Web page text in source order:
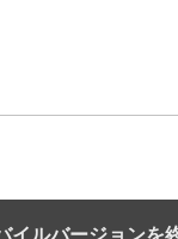
イルバージョンを